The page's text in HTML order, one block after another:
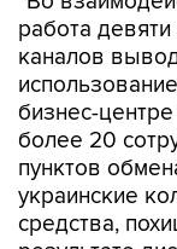
работа
каналов
бизнес-
более 20
пунктов
украинские
средства,